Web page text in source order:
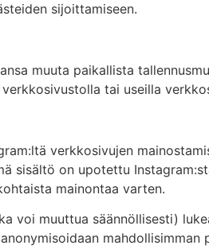
sijoittamiseen.
muuta paikallista
tai useilla
verkkosivujen
sisältö on upotettu
mainontaa varten.
voi muuttua säännöllisesti)
mahdollisimman